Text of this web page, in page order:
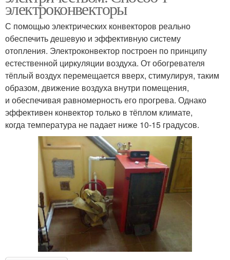
электроконвекторы
С помощью электрических конвекторов реально
обеспечить дешевую и эффективную систему
отопления. Электроконвектор построен по принципу
естественной циркуляции воздуха. От обогревателя
тёплый воздух перемещается вверх, стимулируя, таким
образом, движение воздуха внутри помещения,
и обеспечивая равномерность его прогрева. Однако
эффективен конвектор только в тёплом климате,
когда температура не падает ниже 10-15 градусов.